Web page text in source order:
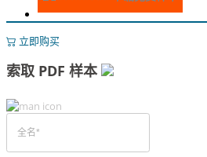
立即购买
索取 PDF 样本